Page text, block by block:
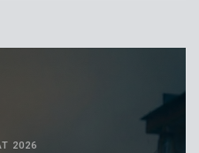
2026